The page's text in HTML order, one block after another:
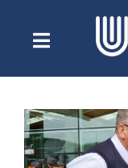
contenidoToggle